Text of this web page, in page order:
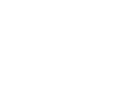
rosu leitz